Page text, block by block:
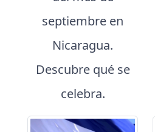
septiembre en
Nicaragua.
Descubre qué se
celebra.